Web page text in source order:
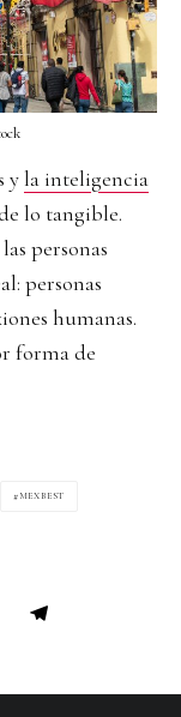
yla inteligencia
lo tangible.
personas
personas
humanas.
forma de
MEXBEST